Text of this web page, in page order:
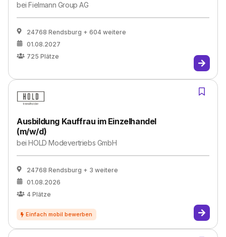
beiFielmann Group AG
24768 Rendsburg + 604 weitere
01.08.2027
725 Plätze
Ausbildung Kauffrau im Einzelhandel
(m/w/d)
beiHOLD Modevertriebs GmbH
24768 Rendsburg + 3 weitere
01.08.2026
4 Plätze